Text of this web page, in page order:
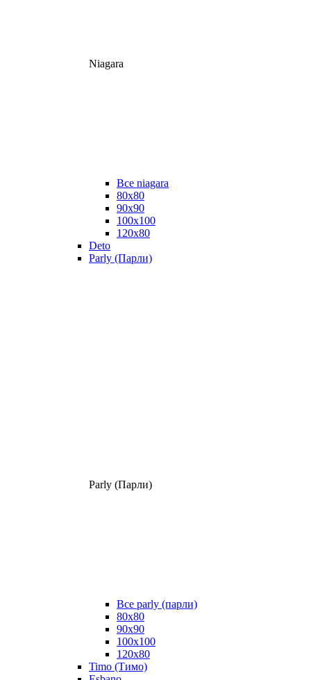
Niagara
Все niagara
80x80
90x90
100x100
120x80
Deto
Parly (Парли)
Parly (Парли)
Все parly (парли)
80x80
90x90
100x100
120x80
Timo (Тимо)